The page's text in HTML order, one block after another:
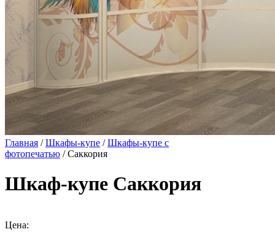
Главная /Шкафы-купе /Шкафы-купе с
фотопечатью / Саккория
Шкаф-купе Саккория
Цена: